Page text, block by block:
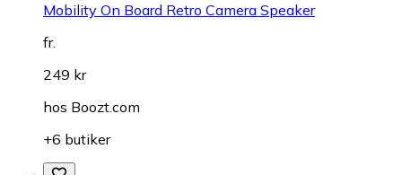
Mobility On Board Retro Camera Speaker
fr.
249 kr
hos Boozt.com
+6 butiker